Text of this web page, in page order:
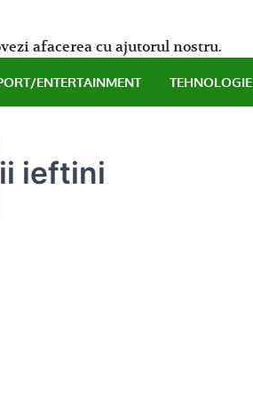
afacerea cu ajutorul nostru.
ENTERTAINMENT TEHNOLOGIE
ieftini